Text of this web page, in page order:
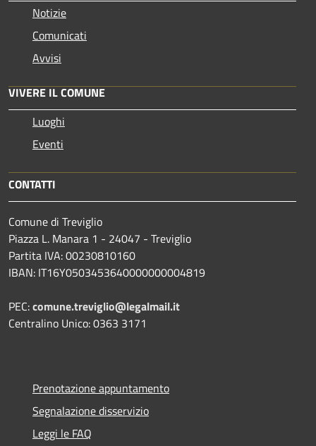
Notizie
Comunicati
Avvisi
VIVERE IL COMUNE
Luoghi
Eventi
CONTATTI
Comune di Treviglio
Piazza L. Manara 1 - 24047 - Treviglio
Partita IVA: 00230810160
IBAN: IT16Y0503453640000000004819
PEC:comune.treviglio@legalmail.it
Centralino Unico: 0363 3171
Prenotazione appuntamento
Segnalazione disservizio
Leggi le FAQ